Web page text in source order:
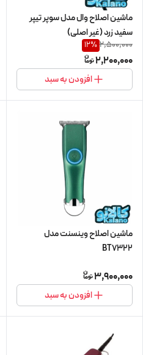
ماشین اصلاح وال مدل سوپر تیپر
سفید زرد (غیر اصلی)
2,500,000
12%
2,200,000
افزودن به سبد
ماشین اصلاح وینسنت مدل
BT7322
3,900,000
افزودن به سبد